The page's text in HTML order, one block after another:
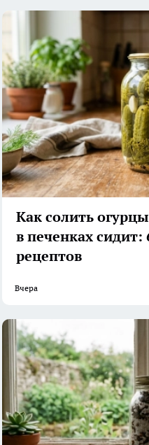
Как солить
в печенках
рецептов
Вчера